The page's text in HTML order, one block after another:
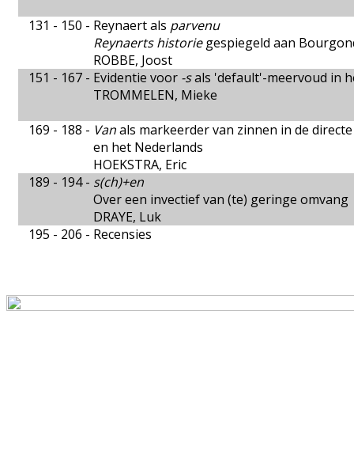
131 - 150 - Reynaert als parvenu
Reynaerts historiegespiegeld aan
ROBBE, Joost
151 - 167 - Evidentie voor -sals 'default'-meervoud in
TROMMELEN, Mieke
169 - 188 - Vanals markeerder van zinnen in de
en het Nederlands
HOEKSTRA, Eric
189 - 194 - s(ch)+en
Over een invectief van (te) geringe omvang
DRAYE, Luk
195 - 206 - Recensies